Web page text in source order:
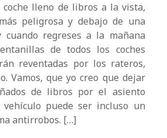
lleno de libros a la vista,
peligrosa y debajo de una
regreses a la mañana
de todos los coches
reventadas por los rateros,
Vamos, que yo creo que dejar
de libros por el asiento
puede ser incluso un
antirrobos. […]